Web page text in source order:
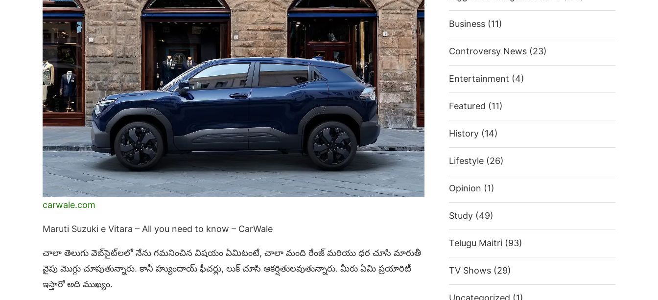
carwale.com
Maruti Suzuki e Vitara – All you need to know – CarWale
చాలా తెలుగు వెబ్‌సైట్‌లలో నేను గమనించిన విషయం ఏమిటంటే, చాలా మంది రేంజ్ మరియు ధర చూసి మారుతీ
వైపు మొగ్గు చూపుతున్నారు. కానీ హ్యుందాయ్ ఫీచర్లు, లుక్ చూసి ఆకర్షితులవుతున్నారు. మీరు ఏమి ప్రయారిటీ
ఇస్తారో అది ముఖ్యం.
Business (11)
Controversy News (23)
Entertainment (4)
Featured (11)
History (14)
Lifestyle (26)
Opinion (1)
Study (49)
Telugu Maitri (93)
TV Shows (29)